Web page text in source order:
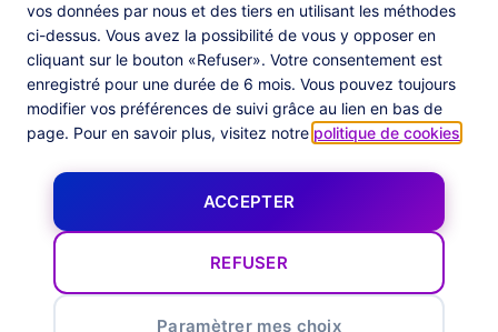
vos données par nous et des tiers en utilisant les méthodes
ci-dessus. Vous avez la possibilité de vous y opposer en
cliquant sur le bouton «Refuser». Votre consentement est
enregistré pour une durée de 6 mois. Vous pouvez toujours
modifier vos préférences de suivi grâce au lien en bas de
page. Pour en savoir plus, visitez notre politique de cookies
ACCEPTER
REFUSER
Paramètrer mes choix
Société
À Propos
Notre Équipe
Certification Commanders Act
Actualités
Data Centers in
European Union
Follow us
FacebookYouTube